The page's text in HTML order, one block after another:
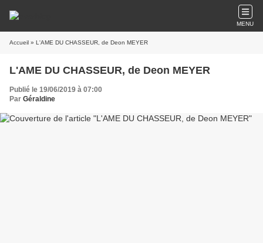
MENU
Accueil » L'AME DU CHASSEUR, de Deon MEYER
L'AME DU CHASSEUR, de Deon MEYER
Publié le 19/06/2019 à 07:00
Par Géraldine